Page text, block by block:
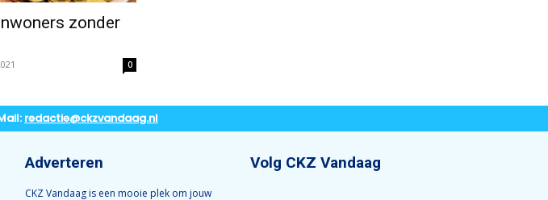
zonder
0
redactie@ckzvandaag.nl
Adverteren
CKZ Vandaag is een mooie plek om jouw
Volg CKZ Vandaag